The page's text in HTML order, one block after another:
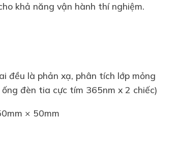
khả năng vận hành thí nghiệm.
đều là phản xạ, phân tích lớp mỏng
đèn tia cực tím 365nm x 2 chiếc)
× 50mm